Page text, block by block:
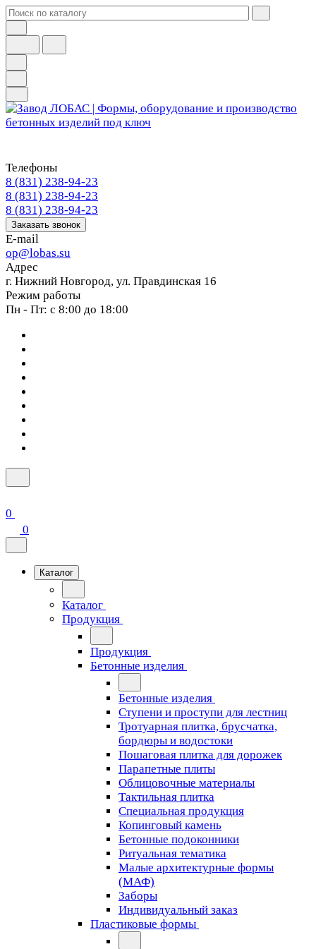
Телефоны
8 (831) 238-94-23
8 (831) 238-94-23
8 (831) 238-94-23
Заказать звонок
E-mail
op@lobas.su
Адрес
г. Нижний Новгород, ул. Правдинская 16
Режим работы
Пн - Пт: с 8:00 до 18:00
0
0
Каталог
Каталог
Продукция
Продукция
Бетонные изделия
Бетонные изделия
Ступени и проступи для лестниц
Тротуарная плитка, брусчатка,
бордюры и водостоки
Пошаговая плитка для дорожек
Парапетные плиты
Облицовочные материалы
Тактильная плитка
Специальная продукция
Копинговый камень
Бетонные подоконники
Ритуальная тематика
Малые архитектурные формы
(МАФ)
Заборы
Индивидуальный заказ
Пластиковые формы